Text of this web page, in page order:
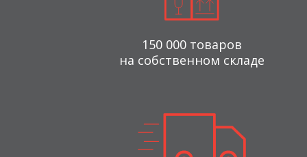
150 000 товаров
на собственном складе